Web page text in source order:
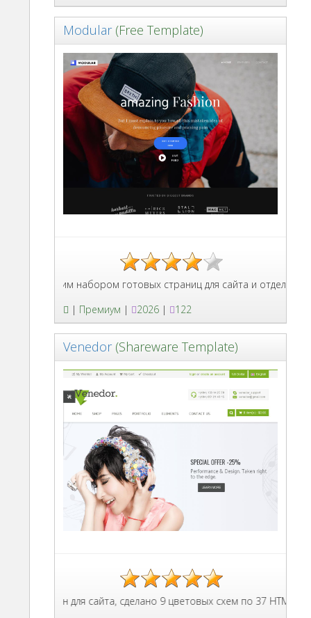
Modular(Free Template)
большим набором готовых страниц для сайта и отдельных
| Премиум | 2026 | 122
Venedor(Shareware Template)
для сайта, сделано 9 цветовых схем по 37 HTML